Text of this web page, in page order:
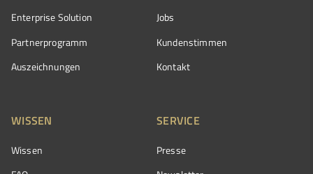
Enterprise Solution
Partnerprogramm
Auszeichnungen
Jobs
Kundenstimmen
Kontakt
WISSEN
Wissen
SERVICE
Presse